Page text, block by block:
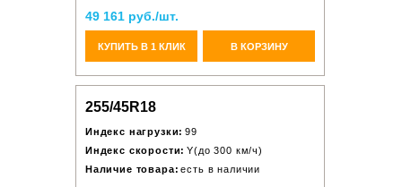
49 161 руб./шт.
КУПИТЬ В 1 КЛИК В КОРЗИНУ
255/45R18
Индекс нагрузки: 99
Индекс скорости: Y(до 300 км/ч)
Наличие товара: есть в наличии